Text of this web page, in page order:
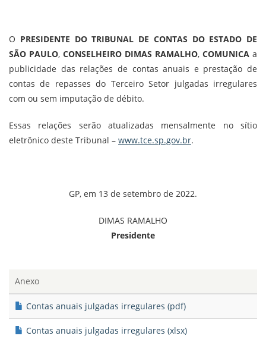
O PRESIDENTE DO TRIBUNAL DE CONTAS DO ESTADO DE
SÃO PAULO, CONSELHEIRO DIMAS RAMALHO, COMUNICA a
publicidade das relações de contas anuais e prestação de
contas de repasses do Terceiro Setor julgadas irregulares
com ou sem imputação de débito.
Essas relações serão atualizadas mensalmente no sítio
eletrônico deste Tribunal – www.tce.sp.gov.br.
GP, em 13 de setembro de 2022.
DIMAS RAMALHO
Presidente
Anexo
Contas anuais julgadas irregulares (pdf)
Contas anuais julgadas irregulares (xlsx)